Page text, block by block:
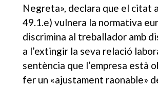
Negreta», declara que el citat
49.1.e) vulnera la normativa
discrimina al treballador amb
a l’extingir la seva relació
sentència que l’empresa està
fer un «ajustament raonable»